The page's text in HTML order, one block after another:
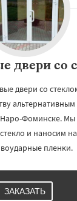
двери со
двери со
Фоминске. Мы
и наносим
пленки.
ЗАКАЗАТЬ